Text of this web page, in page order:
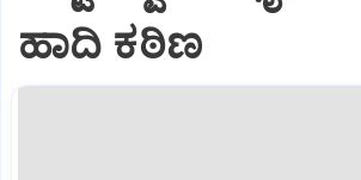
ಹಾದಿ ಕಠಿಣ